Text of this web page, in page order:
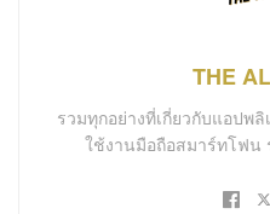
THE
รวมทุกอย่างที่เกี่ยวกับแอปพ
ใช้งานมือถือสมาร์ทโฟน